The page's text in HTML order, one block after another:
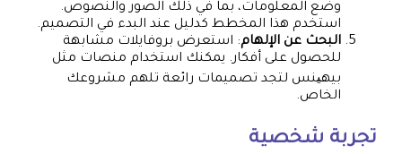
وضع المعلومات، بما في ذلك الصور والنصوص.
استخدم هذا المخطط كدليل عند البدء في التصميم.
البحث عن الإلهام: استعرض بروفايلات مشابهة
للحصول على أفكار. يمكنك استخدام منصات مثل
بيهینس لتجد تصميمات رائعة تلهم مشروعك
الخاص.
تجربة شخصية